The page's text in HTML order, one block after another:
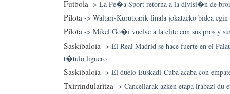
Futbola -> La Pe�a Sport retorna a la divisi�n de
Pilota-> Waltari-Kurutxarik finala jokatzeko bidea egin
Pilota-> Mikel Go�i vuelve a la elite con sus pros y
Saskibaloia -> El Real Madrid se hace fuerte en el
t�tulo liguero
Saskibaloia-> El duelo Euskadi-Cuba acaba con
Txirrindularitza-> Cancellarak azken etapa irabazi du